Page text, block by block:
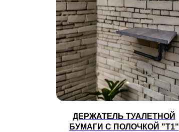
ДЕРЖАТЕЛЬ ТУАЛЕТНОЙ
БУМАГИ С ПОЛОЧКОЙ "Т1"